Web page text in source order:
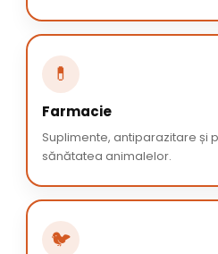
💊
Farmacie
Suplimente, antiparazitare și
sănătatea animalelor.
🐦